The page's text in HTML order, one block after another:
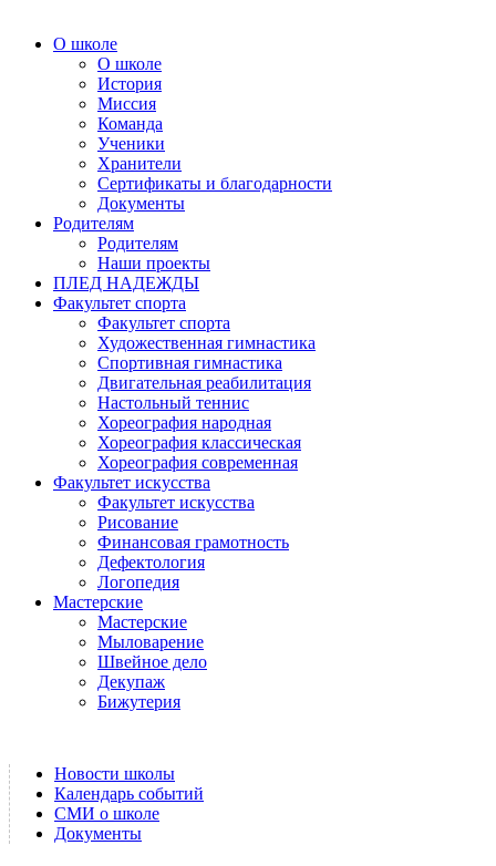
О школе
О школе
История
Миссия
Команда
Ученики
Хранители
Сертификаты и благодарности
Документы
Родителям
Родителям
Наши проекты
ПЛЕД НАДЕЖДЫ
Факультет спорта
Факультет спорта
Художественная гимнастика
Спортивная гимнастика
Двигательная реабилитация
Настольный теннис
Хореография народная
Хореография классическая
Хореография современная
Факультет искусства
Факультет искусства
Рисование
Финансовая грамотность
Дефектология
Логопедия
Мастерские
Мастерские
Мыловарение
Швейное дело
Декупаж
Бижутерия
Новости школы
Календарь событий
СМИ о школе
Документы